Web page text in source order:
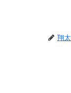
翔太